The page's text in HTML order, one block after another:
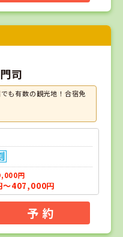
司
も有数の観光地！合宿免
円
～407,000円
予 約